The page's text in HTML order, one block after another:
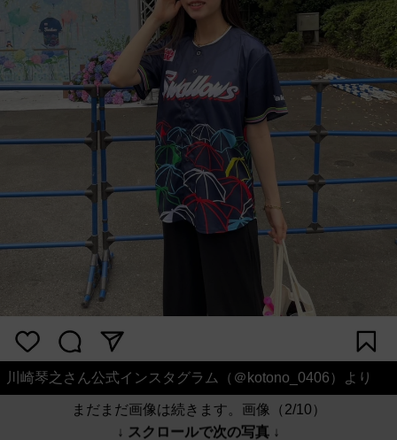
川崎琴之さん公式インスタグラム（＠kotono_0406）より
まだまだ画像は続きます。画像（2/10）
↓ スクロールで次の写真 ↓